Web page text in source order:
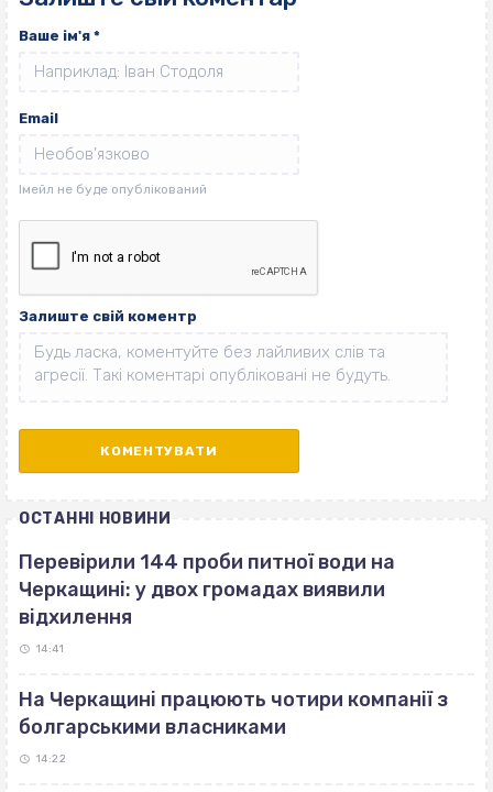
Ваше ім'я *
Email
Залиште свій коментр
ОСТАННІ НОВИНИ
Перевірили 144 проби питної води на
Черкащині: у двох громадах виявили
відхилення
14:41
На Черкащині працюють чотири компанії з
болгарськими власниками
14:22